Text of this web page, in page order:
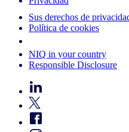
Sus derechos de
Política de cookies
NIQ in your country
Responsible Disclosure